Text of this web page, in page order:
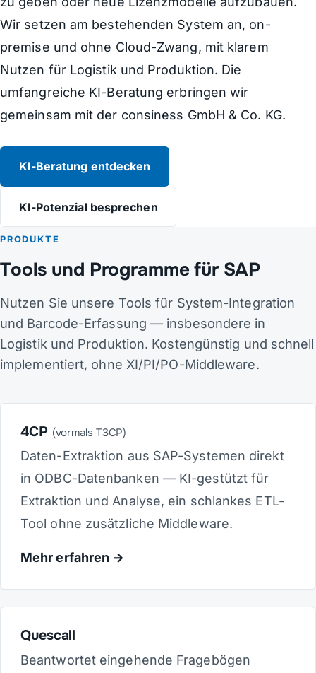
Wir setzen am bestehenden System an, on-
premise und ohne Cloud-Zwang, mit klarem
Nutzen für Logistik und Produktion. Die
umfangreiche KI-Beratung erbringen wir
gemeinsam mit der consiness GmbH & Co. KG.
KI-Beratung entdecken
KI-Potenzial besprechen
PRODUKTE
Tools und Programme für SAP
Nutzen Sie unsere Tools für System-Integration
und Barcode-Erfassung — insbesondere in
Logistik und Produktion. Kostengünstig und schnell
implementiert, ohne XI/PI/PO-Middleware.
4CP (vormals T3CP)
Daten-Extraktion aus SAP-Systemen direkt
in ODBC-Datenbanken — KI-gestützt für
Extraktion und Analyse, ein schlankes ETL-
Tool ohne zusätzliche Middleware.
Mehr erfahren
Quescall
Beantwortet eingehende Fragebögen